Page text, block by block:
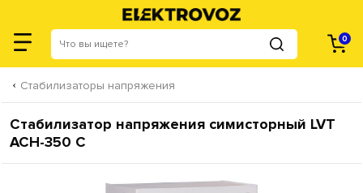
0
Стабилизаторы напряжения
Стабилизатор напряжения симисторный LVT
ACH-350 С